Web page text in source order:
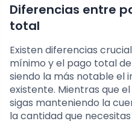
Diferencias entre
total
Existen diferencias
mínimo y el pago total
siendo la más notable el
existente. Mientras que
sigas manteniendo la
la cantidad que